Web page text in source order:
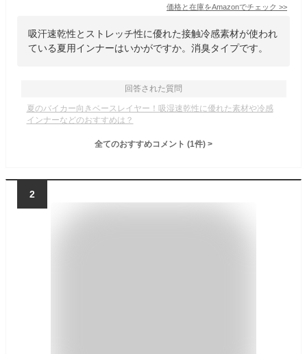
価格と在庫をAmazonでチェック >>
吸汗速乾性とストレッチ性に優れた接触冷感素材が使われ
ている夏用インナーはいかがですか。消臭タイプです。
回答された質問
夏のバイカー向きベースレイヤー！吸湿速乾性に優れた素材や冷感
インナーなどのおすすめは？
全てのおすすめコメント (1件) >
2